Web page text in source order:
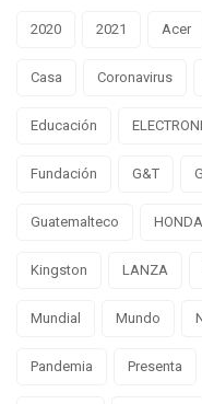
2020 2021 Acer
Casa Coronavirus
Educación
Fundación G&T
Guatemalteco HONDA
Kingston LANZA
Mundial Mundo
Pandemia Presenta